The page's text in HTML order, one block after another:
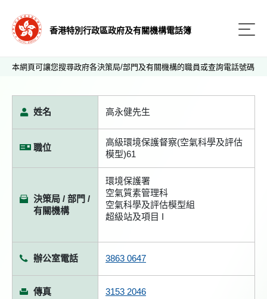
香港特別行政區政府及有關機構電話簿
本網頁可讓您搜尋政府各決策局/部門及有關機構的職員或查詢電話號碼
姓名 高永健先生
職位
高級環境保護督察(空氣科學及評估
模型)61
決策局 / 部門 /
有關機構
環境保護署
空氣質素管理科
空氣科學及評估模型組
超級站及項目 I
辦公室電話 3863 0647
傳真 3153 2046